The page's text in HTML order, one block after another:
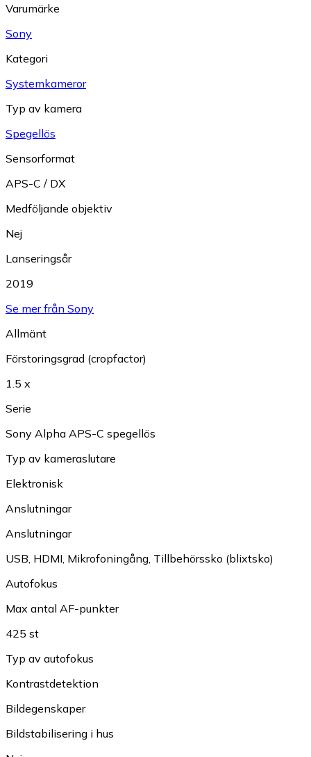
Varumärke
Sony
Kategori
Systemkameror
Typ av kamera
Spegellös
Sensorformat
APS-C / DX
Medföljande objektiv
Nej
Lanseringsår
2019
Se mer från Sony
Allmänt
Förstoringsgrad (cropfactor)
1.5 x
Serie
Sony Alpha APS-C spegellös
Typ av kameraslutare
Elektronisk
Anslutningar
Anslutningar
USB, HDMI, Mikrofoningång, Tillbehörssko (blixtsko)
Autofokus
Max antal AF-punkter
425 st
Typ av autofokus
Kontrastdetektion
Bildegenskaper
Bildstabilisering i hus